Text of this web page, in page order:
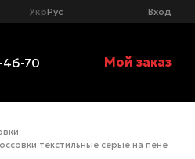
УкрРус Вход
70 Мой заказ
текстильные серые на пене